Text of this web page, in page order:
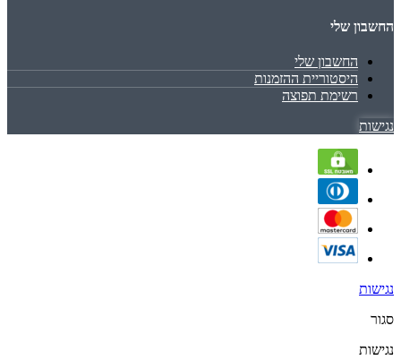
החשבון שלי
החשבון שלי
היסטוריית ההזמנות
רשימת תפוצה
נגישות
נגישות
סגור
נגישות